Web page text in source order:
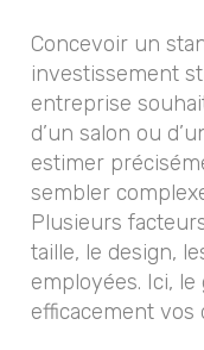
Concevoir un
investissement
entreprise
d’un salon ou
estimer
sembler
Plusieurs
taille, le design,
employées. Ici,
efficacement vos